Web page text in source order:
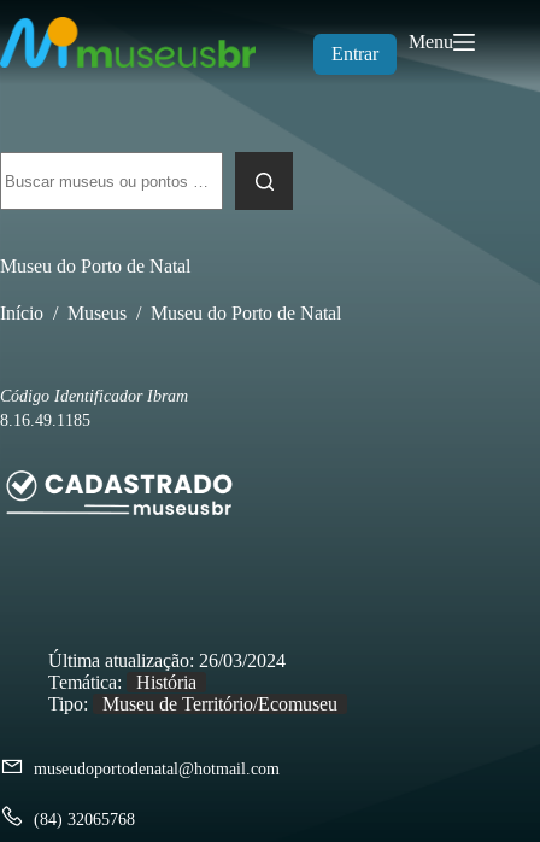
para
o
conteúdo
Entrar
Menu
resultados
Museu do Porto de Natal
Início / Museus / Museu do Porto de Natal
Código Identificador Ibram
8.16.49.1185
museudoportodenatal@hotmail.com
(84) 32065768
Última atualização: 26/03/2024
Temática:
História
Tipo:
Museu de Território/Ecomuseu